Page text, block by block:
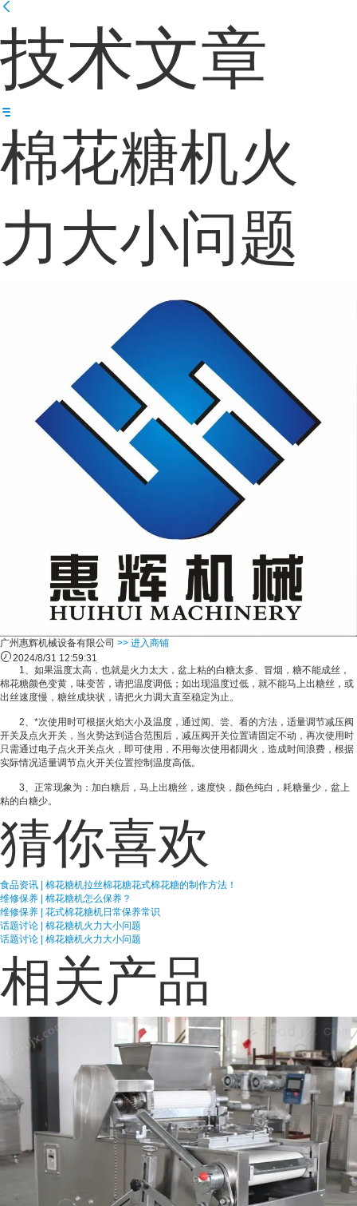
技术文章
棉花糖机火
力大小问题
广州惠辉机械设备有限公司 >> 进入商铺
2024/8/31 12:59:31
1、如果温度太高，也就是火力太大，盆上粘的白糖太多、冒烟，糖不能成丝，
棉花糖颜色变黄，味变苦，请把温度调低；如出现温度过低，就不能马上出糖丝，或
出丝速度慢，糖丝成块状，请把火力调大直至稳定为止。
2、*次使用时可根据火焰大小及温度，通过闻、尝、看的方法，适量调节减压阀
开关及点火开关，当火势达到适合范围后，减压阀开关位置请固定不动，再次使用时
只需通过电子点火开关点火，即可使用，不用每次使用都调火，造成时间浪费，根据
实际情况适量调节点火开关位置控制温度高低。
3、正常现象为：加白糖后，马上出糖丝，速度快，颜色纯白，耗糖量少，盆上
粘的白糖少。
猜你喜欢
食品资讯 | 棉花糖机拉丝棉花糖花式棉花糖的制作方法！
维修保养 | 棉花糖机怎么保养？
维修保养 | 花式棉花糖机日常保养常识
话题讨论 | 棉花糖机火力大小问题
话题讨论 | 棉花糖机火力大小问题
相关产品